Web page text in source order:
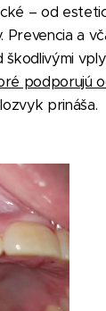
– od
a
podporujú
prináša.